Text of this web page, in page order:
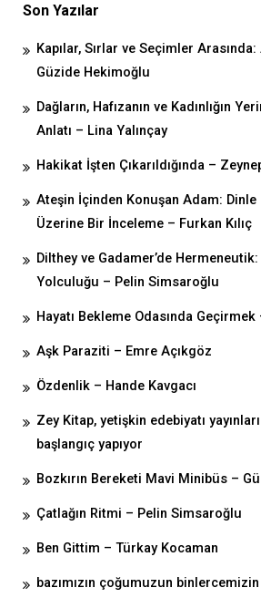
Son Yazılar
Kapılar, Sırlar ve Seçimler
Güzide Hekimoğlu
Dağların, Hafızanın ve Kadınlığın
Anlatı – Lina Yalınçay
Hakikat İşten Çıkarıldığında –
Ateşin İçinden Konuşan Adam:
Üzerine Bir İnceleme – Furkan Kılıç
Dilthey ve Gadamer’de
Yolculuğu – Pelin Simsaroğlu
Hayatı Bekleme Odasında Geçirmek
Aşk Paraziti – Emre Açıkgöz
Özdenlik – Hande Kavgacı
Zey Kitap, yetişkin edebiyatı
başlangıç yapıyor
Bozkırın Bereketi Mavi Minibüs –
Çatlağın Ritmi – Pelin Simsaroğlu
Ben Gittim – Türkay Kocaman
bazımızın çoğumuzun